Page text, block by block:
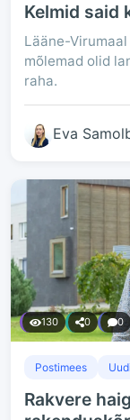
Kelmid said
Lääne-
mõlemad olid
raha.
Eva
130 0 0
Postimees
Rakvere